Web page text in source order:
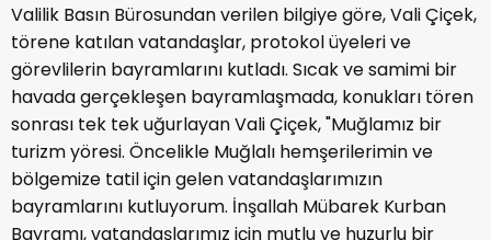
Valilik Basın Bürosundan verilen bilgiye göre, Vali Çiçek,
törene katılan vatandaşlar, protokol üyeleri ve
görevlilerin bayramlarını kutladı. Sıcak ve samimi bir
havada gerçekleşen bayramlaşmada, konukları tören
sonrası tek tek uğurlayan Vali Çiçek, "Muğlamız bir
turizm yöresi. Öncelikle Muğlalı hemşerilerimin ve
bölgemize tatil için gelen vatandaşlarımızın
bayramlarını kutluyorum. İnşallah Mübarek Kurban
Bayramı, vatandaşlarımız için mutlu ve huzurlu bir